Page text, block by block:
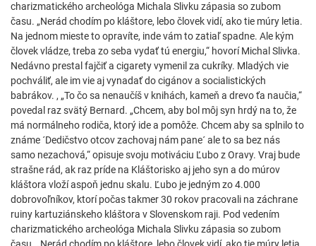
charizmatického archeológa Michala Slivku zápasia so zubom
času. „Nerád chodím po kláštore, lebo človek vidí, ako tie múry letia.
Na jednom mieste to opravíte, inde vám to zatiaľ spadne. Ale kým
človek vládze, treba zo seba vydať tú energiu,“ hovorí Michal Slivka.
Nedávno prestal fajčiť a cigarety vymenil za cukríky. Mladých vie
pochváliť, ale im vie aj vynadať do cigánov a socialistických
babrákov. , „To čo sa nenaučíš v knihách, kameň a drevo ťa naučia,“
povedal raz svätý Bernard. „Chcem, aby bol môj syn hrdý na to, že
má normálneho rodiča, ktorý ide a pomôže. Chcem aby sa splnilo to
známe ´Dedičstvo otcov zachovaj nám pane´ ale to sa bez nás
samo nezachová,“ opisuje svoju motiváciu Ľubo z Oravy. Vraj bude
strašne rád, ak raz príde na Kláštorisko aj jeho syn a do múrov
kláštora vloží aspoň jednu skalu. Ľubo je jedným zo 4.000
dobrovoľníkov, ktorí počas takmer 30 rokov pracovali na záchrane
ruiny kartuziánskeho kláštora v Slovenskom raji. Pod vedením
charizmatického archeológa Michala Slivku zápasia so zubom